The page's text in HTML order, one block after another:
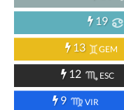
19
13 GEM
12 ESC
9 VIR